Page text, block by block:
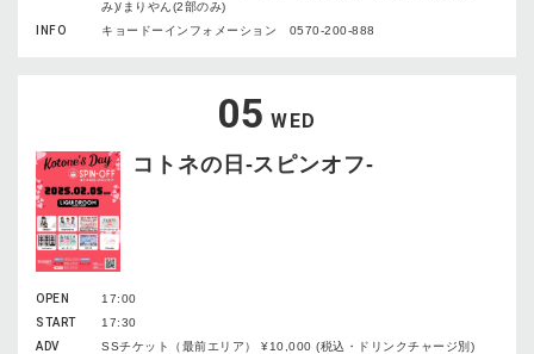
み)/まりやん(2部のみ)
INFO
キョードーインフォメーション 0570-200-888
05 WED
コトネの日-スピンオフ-
OPEN
17:00
START
17:30
ADV
SSチケット（最前エリア） ¥10,000 (税込・ドリンクチャージ別)